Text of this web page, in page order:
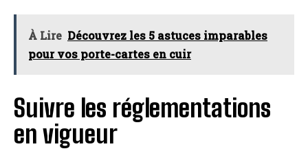
À Lire Découvrez les 5 astuces imparables
pour vos porte-cartes en cuir
Suivre les réglementations
en vigueur